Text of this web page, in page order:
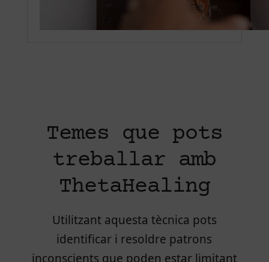
Temes que pots
treballar amb
ThetaHealing
Utilitzant aquesta tècnica pots
identificar i resoldre patrons
inconscients que poden estar limitant